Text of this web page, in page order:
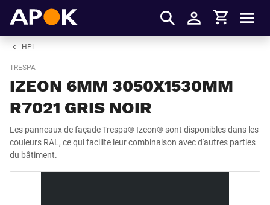
S'identifier
Panier
HPL
TRESPA
IZEON 6MM 3050X1530MM
R7021 GRIS NOIR
Les panneaux de façade Trespa® Izeon® sont disponibles dans les
couleurs RAL, ce qui facilite leur combinaison avec d'autres parties
du bâtiment.